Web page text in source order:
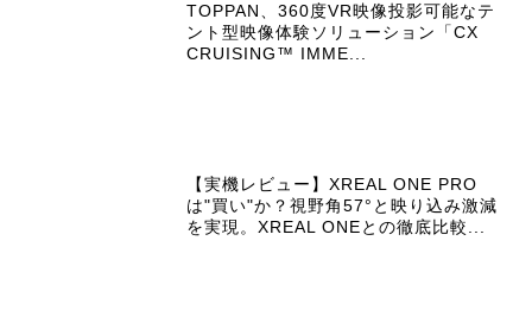
TOPPAN、360度VR映像投影可能なテ
ント型映像体験ソリューション「CX
CRUISING™ IMME...
【実機レビュー】XREAL ONE PRO
は"買い"か？視野角57°と映り込み激減
を実現。XREAL ONEとの徹底比較...